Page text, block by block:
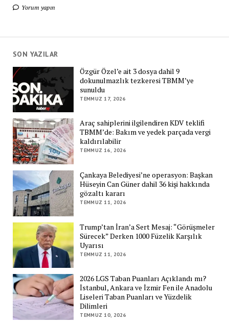
Yorum yapın
SON YAZILAR
Özgür Özel’e ait 3 dosya dahil 9
dokunulmazlık tezkeresi TBMM’ye
sunuldu
TEMMUZ 17, 2026
Araç sahiplerini ilgilendiren KDV teklifi
TBMM’de: Bakım ve yedek parçada vergi
kaldırılabilir
TEMMUZ 16, 2026
Çankaya Belediyesi’ne operasyon: Başkan
Hüseyin Can Güner dahil 36 kişi hakkında
gözaltı kararı
TEMMUZ 11, 2026
Trump’tan İran’a Sert Mesaj: “Görüşmeler
Sürecek” Derken 1000 Füzelik Karşılık
Uyarısı
TEMMUZ 11, 2026
2026 LGS Taban Puanları Açıklandı mı?
İstanbul, Ankara ve İzmir Fen ile Anadolu
Liseleri Taban Puanları ve Yüzdelik
Dilimleri
TEMMUZ 10, 2026